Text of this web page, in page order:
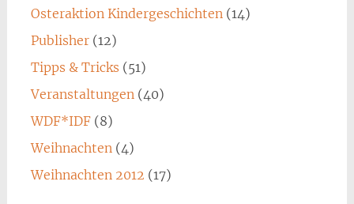
Osteraktion Kindergeschichten (14)
Publisher(12)
Tipps & Tricks (51)
Veranstaltungen (40)
WDF*IDF(8)
Weihnachten (4)
Weihnachten 2012 (17)